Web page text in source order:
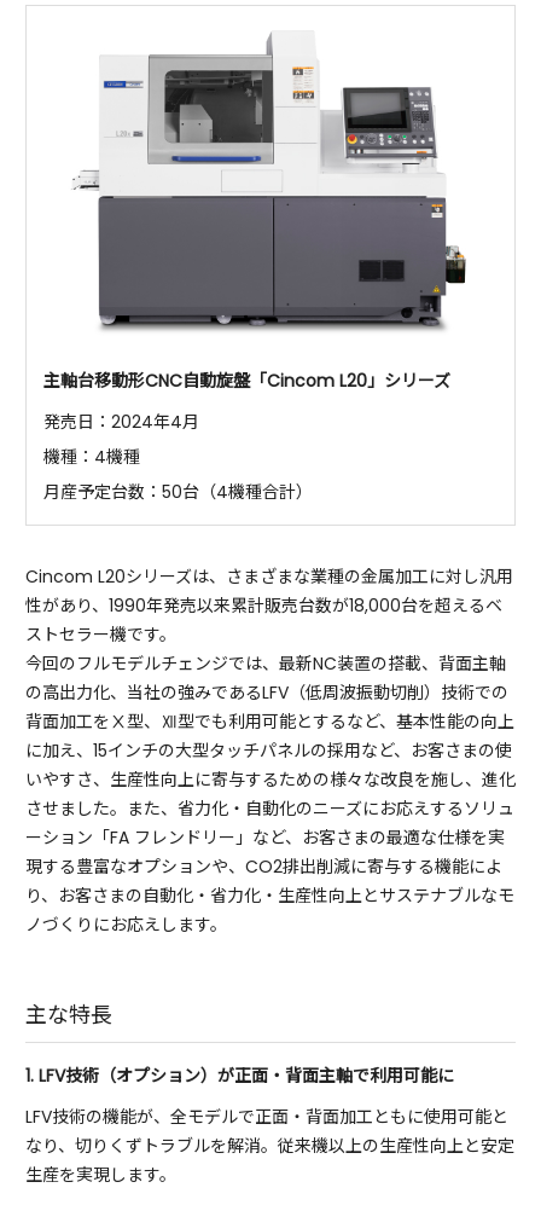
主軸台移動形CNC自動旋盤「Cincom L20」シリーズ
発売日：2024年4月
機種：4機種
月産予定台数：50台（4機種合計）
Cincom L20シリーズは、さまざまな業種の金属加工に対し汎用
性があり、1990年発売以来累計販売台数が18,000台を超えるベ
ストセラー機です。
今回のフルモデルチェンジでは、最新NC装置の搭載、背面主軸
の高出力化、当社の強みであるLFV（低周波振動切削）技術での
背面加工をⅩ型、Ⅻ型でも利用可能とするなど、基本性能の向上
に加え、15インチの大型タッチパネルの採用など、お客さまの使
いやすさ、生産性向上に寄与するための様々な改良を施し、進化
させました。また、省力化・自動化のニーズにお応えするソリュ
ーション「FA フレンドリー」など、お客さまの最適な仕様を実
現する豊富なオプションや、CO2排出削減に寄与する機能によ
り、お客さまの自動化・省力化・生産性向上とサステナブルなモ
ノづくりにお応えします。
主な特長
1. LFV技術（オプション）が正面・背面主軸で利用可能に
LFV技術の機能が、全モデルで正面・背面加工ともに使用可能と
なり、切りくずトラブルを解消。従来機以上の生産性向上と安定
生産を実現します。